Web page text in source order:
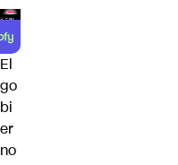
El
go
bi
er
no